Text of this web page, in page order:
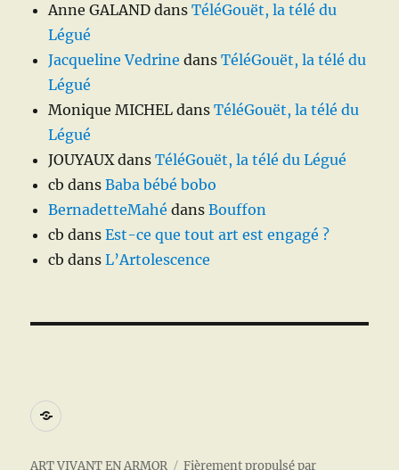
Anne GALAND dansTéléGouët, la télé du
Légué
Jacqueline Vedrine dansTéléGouët, la télé du
Légué
Monique MICHEL dansTéléGouët, la télé du
Légué
JOUYAUXdansTéléGouët, la télé du Légué
cb dansBaba bébé bobo
BernadetteMahé dansBouffon
cb dansEst-ce que tout art est engagé ?
cb dansL’Artolescence
A
ART VIVANT EN ARMOR Fièrement propulsé par